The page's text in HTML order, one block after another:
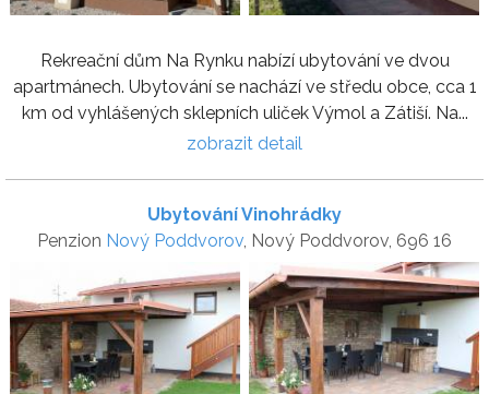
Rekreační dům Na Rynku nabízí ubytování ve dvou
apartmánech. Ubytování se nachází ve středu obce, cca 1
km od vyhlášených sklepních uliček Výmol a Zátiší. Na...
zobrazit detail
Ubytování Vinohrádky
Penzion Nový Poddvorov, Nový Poddvorov, 696 16